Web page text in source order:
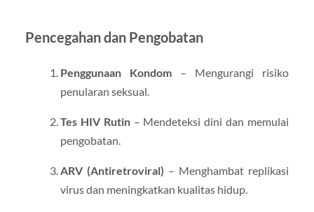
Pencegahan dan Pengobatan
Penggunaan Kondom– Mengurangi risiko
penularan seksual.
Tes HIV Rutin– Mendeteksi dini dan memulai
pengobatan.
ARV (Antiretroviral) – Menghambat replikasi
virus dan meningkatkan kualitas hidup.